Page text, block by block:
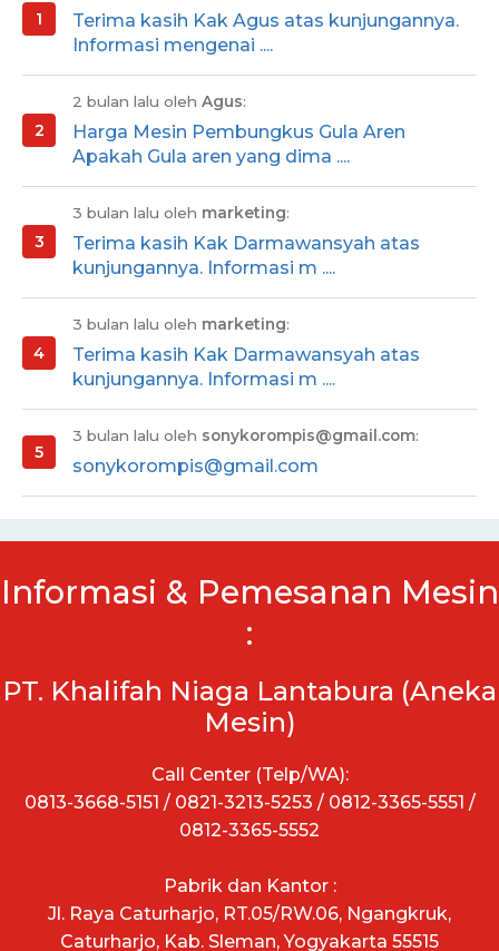
Terima kasih Kak Agus atas kunjungannya.
Informasi mengenai ....
2 bulan lalu oleh Agus:
Harga Mesin Pembungkus Gula Aren
Apakah Gula aren yang dima ....
3 bulan lalu oleh marketing:
Terima kasih Kak Darmawansyah atas
kunjungannya. Informasi m ....
3 bulan lalu oleh marketing:
Terima kasih Kak Darmawansyah atas
kunjungannya. Informasi m ....
3 bulan lalu oleh sonykorompis@gmail.com:
sonykorompis@gmail.com
Informasi & Pemesanan Mesin
:
PT. Khalifah Niaga Lantabura (Aneka
Mesin)
Call Center (Telp/WA):
0813-3668-5151 / 0821-3213-5253 / 0812-3365-5551 /
0812-3365-5552
Pabrik dan Kantor :
Jl. Raya Caturharjo, RT.05/RW.06, Ngangkruk,
Caturharjo, Kab. Sleman, Yogyakarta 55515